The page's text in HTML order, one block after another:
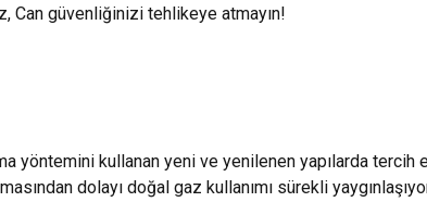
Can güvenliğinizi tehlikeye atmayın!
yöntemini kullanan yeni ve yenilenen yapılarda tercih
dolayı doğal gaz kullanımı sürekli